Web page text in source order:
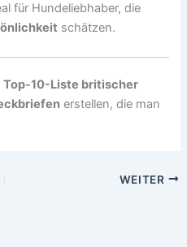
für Hundeliebhaber, die
schätzen.
Top-10-Liste britischer
erstellen, die man
WEITER